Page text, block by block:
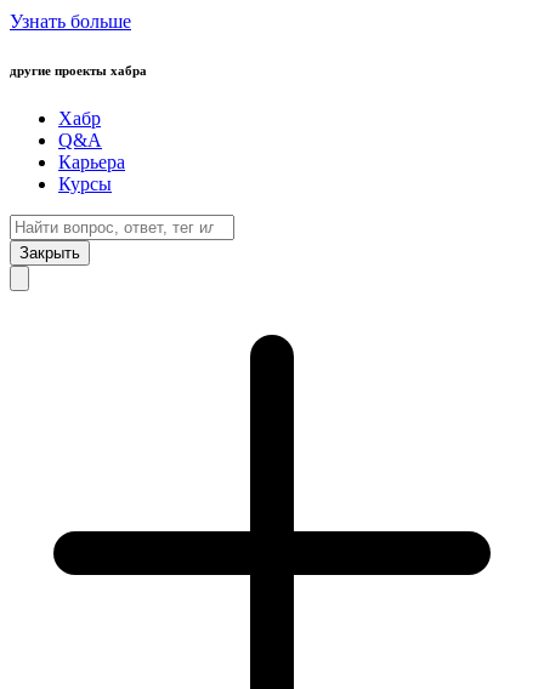
Узнать больше
другие проекты хабра
Хабр
Q&A
Карьера
Курсы
Закрыть